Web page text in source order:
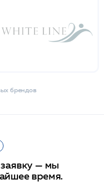
брендов
заявку — мы
время.